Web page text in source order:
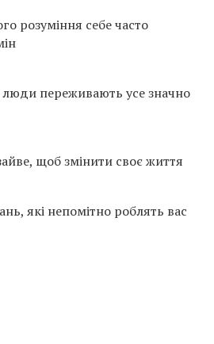
розуміння себе часто
переживають усе значно
щоб змінити своє життя
які непомітно роблять вас